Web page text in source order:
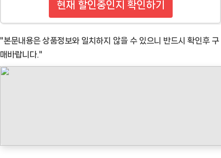
현재 할인중인지 확인하기
"본문내용은 상품정보와 일치하지 않을 수 있으니 반드시 확인후 구
매바랍니다."